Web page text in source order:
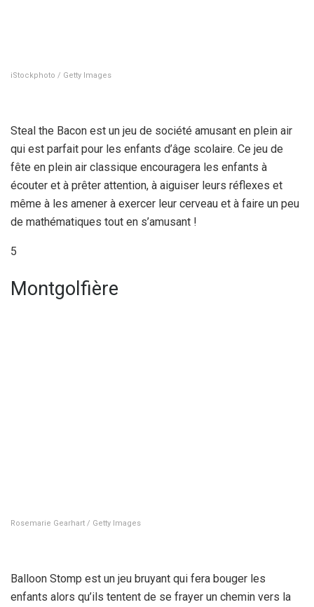
iStockphoto / Getty Images
Steal the Bacon est un jeu de société amusant en plein air
qui est parfait pour les enfants d’âge scolaire. Ce jeu de
fête en plein air classique encouragera les enfants à
écouter et à prêter attention, à aiguiser leurs réflexes et
même à les amener à exercer leur cerveau et à faire un peu
de mathématiques tout en s’amusant !
5
Montgolfière
Rosemarie Gearhart / Getty Images
Balloon Stomp est un jeu bruyant qui fera bouger les
enfants alors qu’ils tentent de se frayer un chemin vers la